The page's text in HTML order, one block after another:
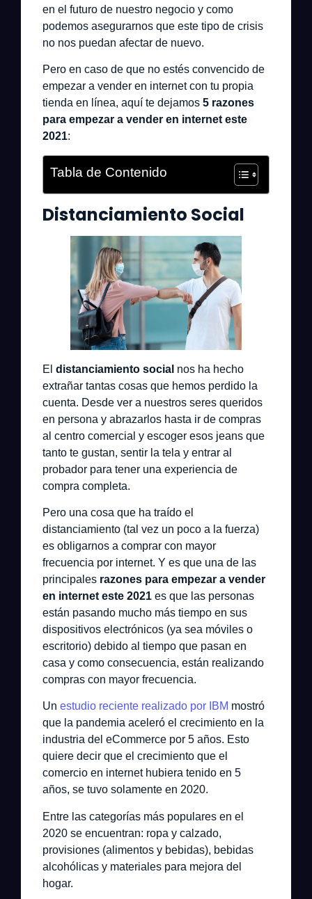
en el futuro de nuestro negocio y como
podemos asegurarnos que este tipo de crisis
no nos puedan afectar de nuevo.
Pero en caso de que no estés convencido de
empezar a vender en internet con tu propia
tienda en línea, aquí te dejamos 5 razones
para empezar a vender en internet este
2021:
Tabla de Contenido
Distanciamiento Social
El distanciamiento social nos ha hecho
extrañar tantas cosas que hemos perdido la
cuenta. Desde ver a nuestros seres queridos
en persona y abrazarlos hasta ir de compras
al centro comercial y escoger esos jeans que
tanto te gustan, sentir la tela y entrar al
probador para tener una experiencia de
compra completa.
Pero una cosa que ha traído el
distanciamiento (tal vez un poco a la fuerza)
es obligarnos a comprar con mayor
frecuencia por internet. Y es que una de las
principales razones para empezar a vender
en internet este 2021 es que las personas
están pasando mucho más tiempo en sus
dispositivos electrónicos (ya sea móviles o
escritorio) debido al tiempo que pasan en
casa y como consecuencia, están realizando
compras con mayor frecuencia.
Un estudio reciente realizado por IBM mostró
que la pandemia aceleró el crecimiento en la
industria del eCommerce por 5 años. Esto
quiere decir que el crecimiento que el
comercio en internet hubiera tenido en 5
años, se tuvo solamente en 2020.
Entre las categorías más populares en el
2020 se encuentran: ropa y calzado,
provisiones (alimentos y bebidas), bebidas
alcohólicas y materiales para mejora del
hogar.